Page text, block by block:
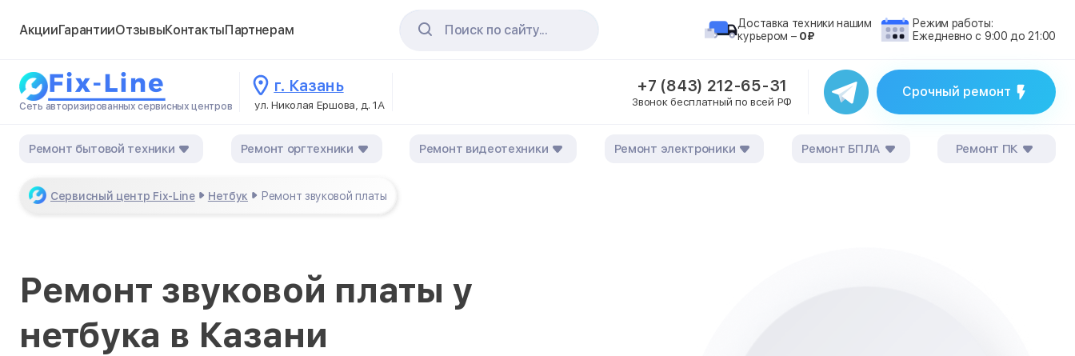
АкцииГарантииОтзывыКонтактыПартнерам Поиск по сайту...
Доставка техники нашим
курьером – 0₽
Режим работы:
Ежедневно с 9:00 до 21:00
Сеть авторизированных сервисных центров
г. Казань
ул. Николая Ершова, д. 1А
+7 (843) 212-65-31
Звонок бесплатный по всей РФ
Срочный ремонт
Ремонт бытовой техники Ремонт оргтехники Ремонт видеотехники Ремонт электроники Ремонт БПЛА Ремонт ПК
Сервисный центр Fix-Line Нетбук Ремонт звуковой платы
Ремонт звуковой платы у
нетбука в Казани